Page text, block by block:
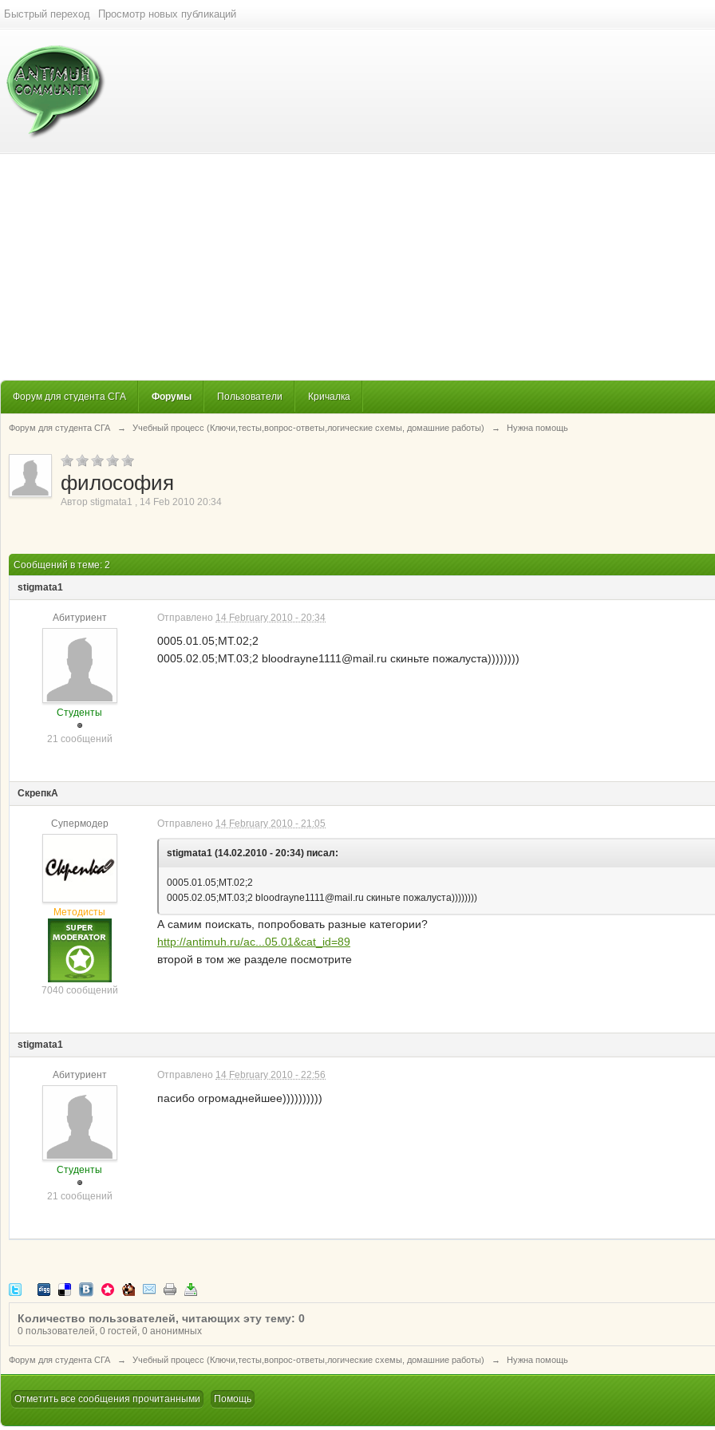
Быстрый переход Просмотр новых публикаций
Форум для студента СГА Форумы Пользователи Кричалка
Форум для студента СГА → Учебный процесс (Ключи,тесты,вопрос-ответы,логические схемы, домашние работы) → Нужна помощь
философия
Автор stigmata1 , 14 Feb 2010 20:34
Сообщений в теме: 2
stigmata1
Абитуриент
Студенты
21 сообщений
Отправлено 14 February 2010 - 20:34
0005.01.05;МТ.02;2
0005.02.05;МТ.03;2 bloodrayne1111@mail.ru скиньте пожалуста))))))))
СкрепкА
Супермодер
Методисты
7040 сообщений
Отправлено 14 February 2010 - 21:05
stigmata1 (14.02.2010 - 20:34) писал:
0005.01.05;МТ.02;2
0005.02.05;МТ.03;2 bloodrayne1111@mail.ru скиньте пожалуста))))))))
А самим поискать, попробовать разные категории?
http://antimuh.ru/ac...05.01&cat_id=89
второй в том же разделе посмотрите
stigmata1
Абитуриент
Студенты
21 сообщений
Отправлено 14 February 2010 - 22:56
пасибо огромаднейшее))))))))))
Количество пользователей, читающих эту тему: 0
0 пользователей, 0 гостей, 0 анонимных
Форум для студента СГА → Учебный процесс (Ключи,тесты,вопрос-ответы,логические схемы, домашние работы) → Нужна помощь
Отметить все сообщения прочитанными Помощь